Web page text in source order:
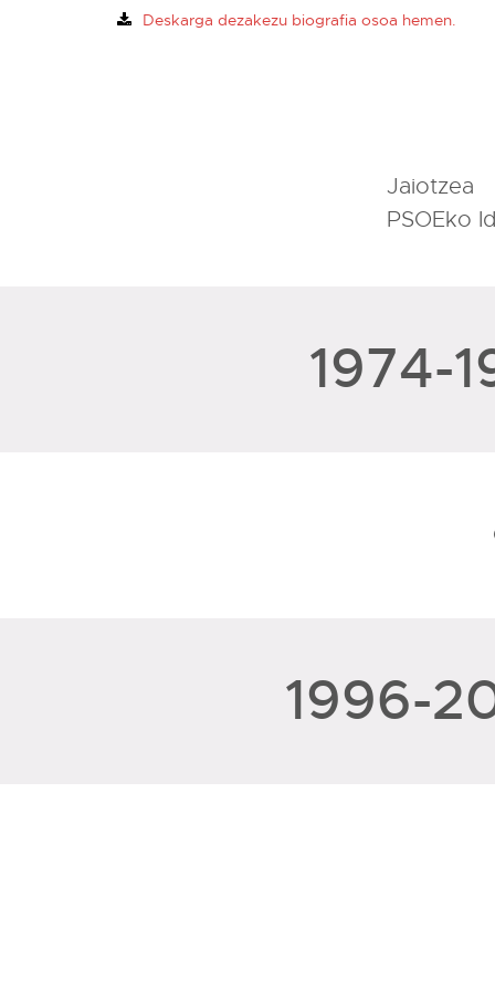
Deskarga dezakezu biografia osoa hemen.
Jaiotzea
PSOEko
1974-
1996-